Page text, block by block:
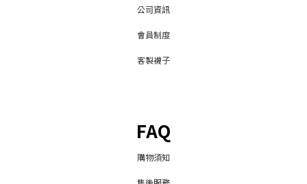
公司資訊
會員制度
客製襪子
FAQ
購物須知